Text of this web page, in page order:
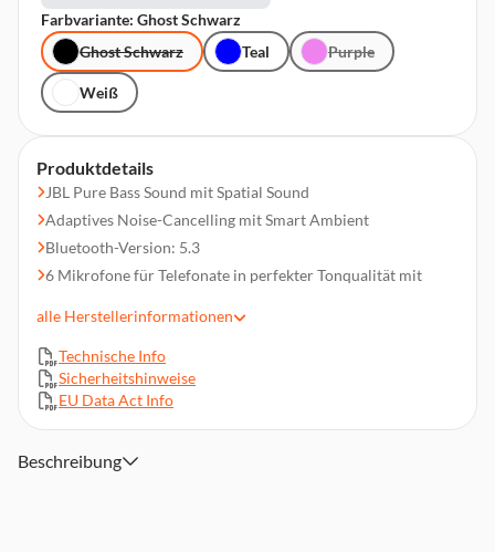
Produktdetails
JBL Pure Bass Sound mit Spatial Sound
Adaptives Noise-Cancelling mit Smart Ambient
Bluetooth-Version: 5.3
6 Mikrofone für Telefonate in perfekter Tonqualität mit
Personi-Fi 3.0
Bis zu 48 Stunden Gesamtwiedergabezeit
Steckertyp: USB-C
Staub- und wasserresistent gemäß IP54
Multipoint-Konnektivität + Fast Pair von Google
Lieferumfang: 1 x Kopfhörer, JBL Tune Beam 2, 1 x USB-C-
alle Herstellerinformationen
Technische Info
Sicherheitshinweise
EU Data Act Info
Farbvariante: Ghost Schwarz
Ghost Schwarz
Teal Purple
Weiß
Beschreibung